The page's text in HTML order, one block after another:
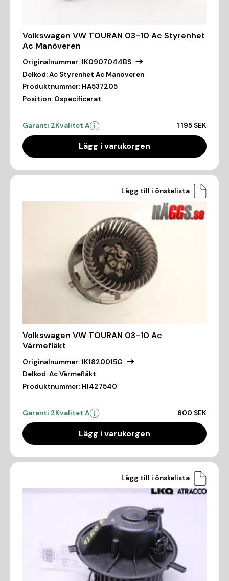
Volkswagen VW TOURAN 03-10 Ac Styrenhet
Ac Manöveren
Originalnummer:1K0907044BS
Delkod:Ac Styrenhet Ac Manöveren
Produktnummer: HA537205
Position: Ospecificerat
Garanti 2Kvalitet A 1 195 SEK
Lägg i varukorgen
Lägg till i önskelista
Volkswagen VW TOURAN 03-10 Ac
Värmefläkt
Originalnummer:1K1820015G
Delkod:Ac Värmefläkt
Produktnummer: HI427540
Garanti 2Kvalitet A 600 SEK
Lägg i varukorgen
Lägg till i önskelista